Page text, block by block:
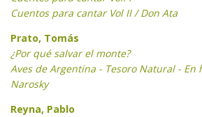
Cuentos para cantar Vol II / Don Ata
Prato, Tomás
¿Por qué salvar el monte?
Aves de Argentina - Tesoro Natural - En
Narosky
Reyna, Pablo